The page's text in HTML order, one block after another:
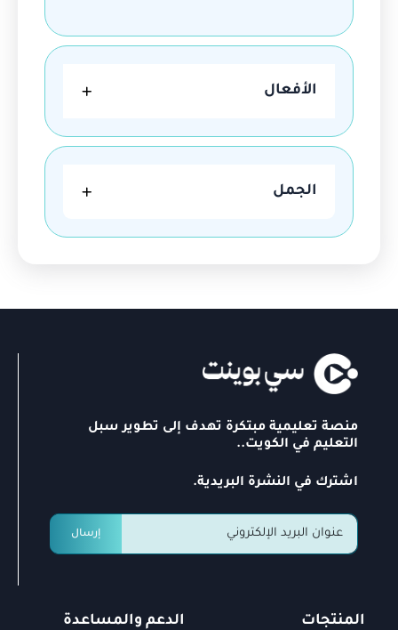
الأفعال
الجمل
منصة تعليمية مبتكرة تهدف إلى تطوير سبل
التعليم في الكويت..
اشترك في النشرة البريدية.
إرسال
المنتجات الدعم والمساعدة